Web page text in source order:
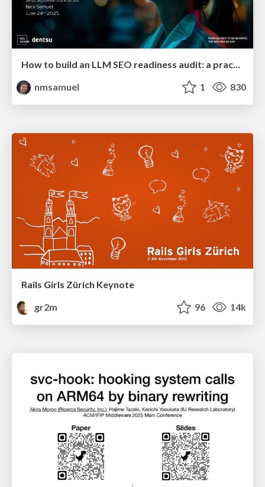
How to build an LLM SEO readiness audit: a practical framework
nmsamuel
1 830
Rails Girls Zürich Keynote
gr2m
96 14k